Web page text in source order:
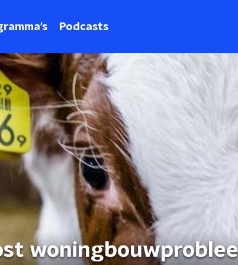
Podcasts